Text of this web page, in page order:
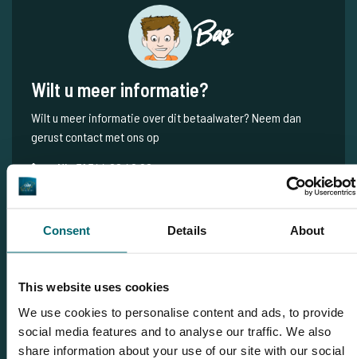
Consent Details About
This website uses cookies
We use cookies to personalise content and ads, to provide
social media features and to analyse our traffic. We also
share information about your use of our site with our social
Bas
Wilt u meer informatie?
Wilt u meer informatie over dit betaalwater? Neem dan
gerust contact met ons op
NL+31 344 66 48 06
WhatsApp +31 6 556 88 912
Gerelateerde blogs
The Carpy Cast - 16-02-2022 - 6 nieuwe DIEPTEKAARTEN van